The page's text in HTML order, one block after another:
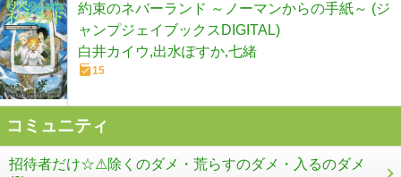
約束のネバーランド ～ノーマンからの手紙～ (ジ
ャンプジェイブックスDIGITAL)
白井カイウ,出水ぽすか,七緒
15
コミュニティ
招待者だけ☆⚠除くのダメ・荒らすのダメ・入るのダメ